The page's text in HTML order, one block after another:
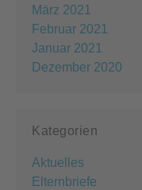
März 2021
Februar 2021
Januar 2021
Dezember 2020
Kategorien
Aktuelles
Elternbriefe